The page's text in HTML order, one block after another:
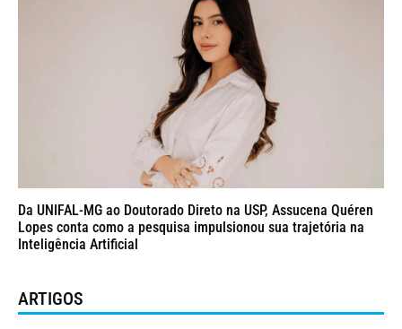
Da UNIFAL-MG ao Doutorado Direto na USP, Assucena Quéren
Lopes conta como a pesquisa impulsionou sua trajetória na
Inteligência Artificial
ARTIGOS